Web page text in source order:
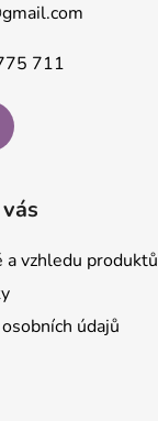
gmail.com
711
a vzhledu produktů
údajů